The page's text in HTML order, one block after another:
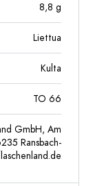
8,8 g
Liettua
Kulta
TO 66
GmbH, Am
Ransbach-